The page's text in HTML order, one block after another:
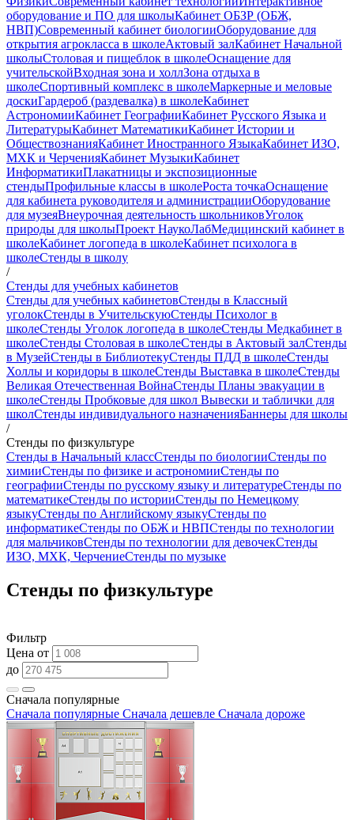
оборудование и ПО для школыКабинет ОБЗР (ОБЖ,
НВП)Современный кабинет биологииОборудование для
открытия агрокласса в школеАктовый залКабинет Начальной
школыСтоловая и пищеблок в школеОснащение для
учительскойВходная зона и холлЗона отдыха в
школеСпортивный комплекс в школеМаркерные и меловые
доскиГардероб (раздевалка) в школеКабинет
АстрономииКабинет ГеографииКабинет Русского Языка и
ЛитературыКабинет МатематикиКабинет Истории и
ОбществознанияКабинет Иностранного ЯзыкаКабинет ИЗО,
МХК и ЧерченияКабинет МузыкиКабинет
ИнформатикиПлакатницы и экспозиционные
стендыПрофильные классы в школеРоста точкаОснащение
для кабинета руководителя и администрацииОборудование
для музеяВнеурочная деятельность школьниковУголок
природы для школыПроект НаукоЛабМедицинский кабинет в
школеКабинет логопеда в школеКабинет психолога в
школеСтенды в школу
/
Стенды для учебных кабинетов
Стенды для учебных кабинетовСтенды в Классный
уголокСтенды в УчительскуюСтенды Психолог в
школеСтенды Уголок логопеда в школеСтенды Медкабинет в
школеСтенды Столовая в школеСтенды в Актовый залСтенды
в МузейСтенды в БиблиотекуСтенды ПДД в школеСтенды
Холлы и коридоры в школеСтенды Выставка в школеСтенды
Великая Отечественная ВойнаСтенды Планы эвакуации в
школеСтенды Пробковые для школ Вывески и таблички для
школСтенды индивидуального назначенияБаннеры для школы
/
Стенды по физкультуре
Стенды в Начальный классСтенды по биологииСтенды по
химииСтенды по физике и астрономииСтенды по
географииСтенды по русскому языку и литературеСтенды по
математикеСтенды по историиСтенды по Немецкому
языкуСтенды по Английскому языкуСтенды по
информатикеСтенды по ОБЖ и НВПСтенды по технологии
для мальчиковСтенды по технологии для девочекСтенды
ИЗО, МХК, ЧерчениеСтенды по музыке
Стенды по физкультуре
Фильтр
Цена от
до
Сначала популярные
Сначала популярные Сначала дешевле Сначала дороже